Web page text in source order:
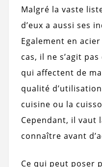
Malgré la vaste
d’eux a aussi ses
Egalement en
cas, il ne s’agit
qui affectent de
qualité
cuisine ou la
Cependant, il vaut
connaître avant
Ce qui peut poser